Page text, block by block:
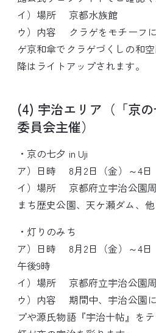
イ）場所 京都水族館
ウ）内容 クラゲをモチーフ
ゲ京和傘でクラゲづくしの和
降はライトアップされます。
(4) 宇治エリア（「京
委員会主催）
・京の七夕 in Uji
ア）日時 8月2日（金）～4日
イ）場所 京都府立宇治公園
まち歴史公園、天ケ瀬ダム、他
・灯りのみち
ア）日時 8月2日（金）～4日
午後9時
イ）場所 京都府立宇治公園
ウ）内容 期間中、宇治公園
プや源氏物語『宇治十帖』を